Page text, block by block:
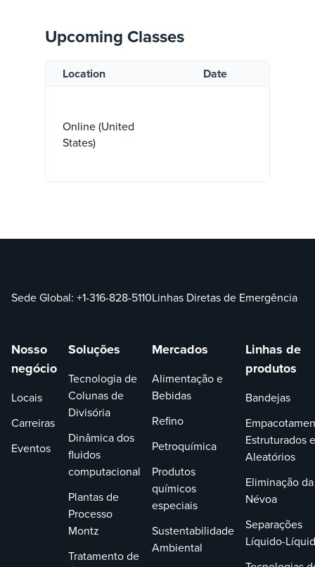
Upcoming Classes
Location
Online (United
States)
Date
Sede Global: +1-316-828-5110Linhas Diretas de Emergência
Nosso
negócio
Locais
Carreiras
Eventos
Soluções
Tecnologia de
Colunas de
Divisória
Dinâmica dos
fluidos
computacional
Plantas de
Processo
Montz
Tratamento de
Mercados
Alimentação e
Bebidas
Refino
Petroquímica
Produtos
químicos
especiais
Sustentabilidade
Ambiental
Linhas de
produtos
Bandejas
Estruturados e
Aleatórios
Eliminação da
Névoa
Separações
Líquido-